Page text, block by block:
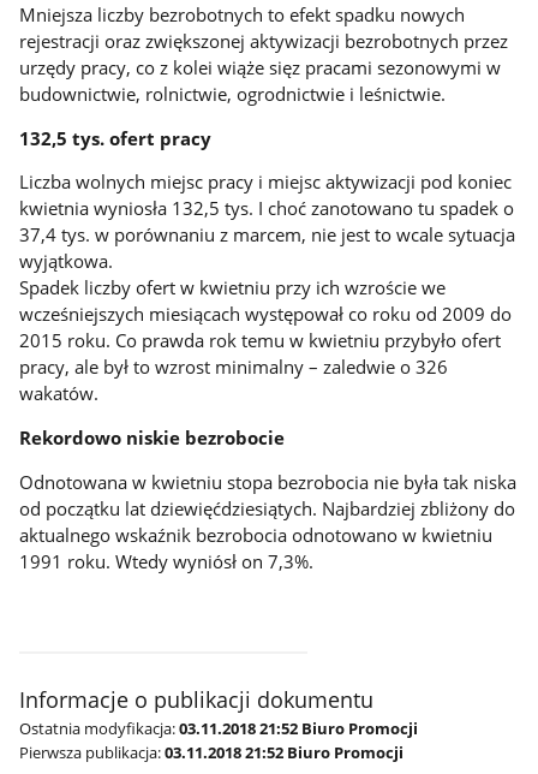
Mniejsza liczby bezrobotnych to efekt spadku nowych
rejestracji oraz zwiększonej aktywizacji bezrobotnych przez
urzędy pracy, co z kolei wiąże sięz pracami sezonowymi w
budownictwie, rolnictwie, ogrodnictwie i leśnictwie.
132,5 tys. ofert pracy
Liczba wolnych miejsc pracy i miejsc aktywizacji pod koniec
kwietnia wyniosła 132,5 tys. I choć zanotowano tu spadek o
37,4 tys. w porównaniu z marcem, nie jest to wcale sytuacja
wyjątkowa.
Spadek liczby ofert w kwietniu przy ich wzroście we
wcześniejszych miesiącach występował co roku od 2009 do
2015 roku. Co prawda rok temu w kwietniu przybyło ofert
pracy, ale był to wzrost minimalny – zaledwie o 326
wakatów.
Rekordowo niskie bezrobocie
Odnotowana w kwietniu stopa bezrobocia nie była tak niska
od początku lat dziewięćdziesiątych. Najbardziej zbliżony do
aktualnego wskaźnik bezrobocia odnotowano w kwietniu
1991 roku. Wtedy wyniósł on 7,3%.
Informacje o publikacji dokumentu
Ostatnia modyfikacja:03.11.2018 21:52 Biuro Promocji
Pierwsza publikacja:03.11.2018 21:52 Biuro Promocji